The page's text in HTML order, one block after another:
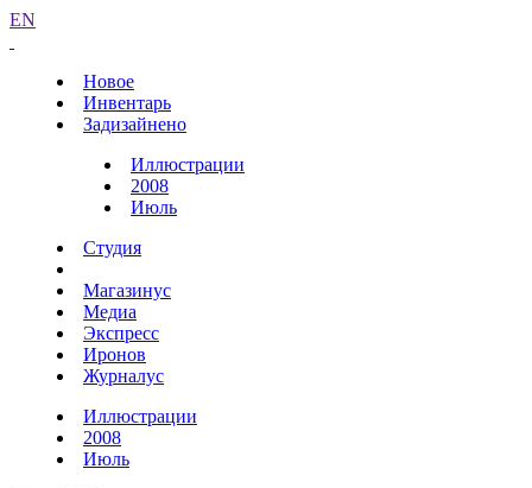
EN
Новое
Инвентарь
Задизайнено
Иллюстрации
2008
Июль
Студия
Магазинус
Медиа
Экспресс
Иронов
Журналус
Иллюстрации
2008
Июль